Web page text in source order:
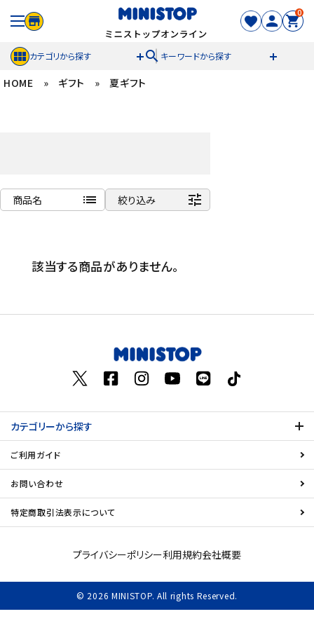
0
カテゴリから探す search キーワードから探す
ACCOUNT MENU
カテゴリから探す
スイーツ
お菓子
日用品
ギフト
セール
フードロス
ペット用品
SHOP GUIDE
HOME » ギフト » 夏ギフト
商品名 list
発売日順
絞り込み tune
該当する商品がありません。
カテゴリーから探す
ご利用ガイド
お問い合わせ
特定商取引法表示について
プライバシーポリシー利用規約会社概要
© 2026 MINISTOP. All rights Reserved.